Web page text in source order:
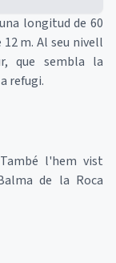
longitud de 60
m. Al seu nivell
que sembla la
refugi.
l'hem vist
de la Roca